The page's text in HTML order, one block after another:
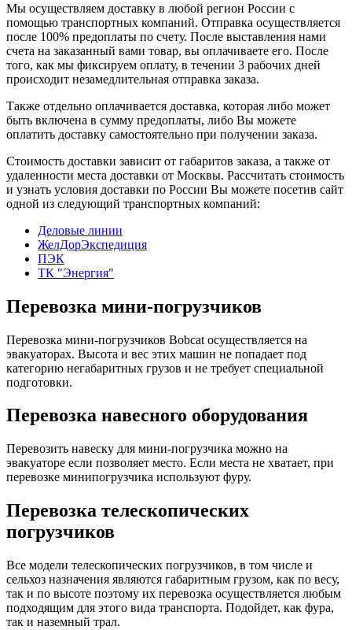
Мы осуществляем доставку в любой регион России с
помощью транспортных компаний. Отправка осуществляется
после 100% предоплаты по счету. После выставления нами
счета на заказанный вами товар, вы оплачиваете его. После
того, как мы фиксируем оплату, в течении 3 рабочих дней
происходит незамедлительная отправка заказа.
Также отдельно оплачивается доставка, которая либо может
быть включена в сумму предоплаты, либо Вы можете
оплатить доставку самостоятельно при получении заказа.
Стоимость доставки зависит от габаритов заказа, а также от
удаленности места доставки от Москвы. Рассчитать стоимость
и узнать условия доставки по России Вы можете посетив сайт
одной из следующий транспортных компаний:
Деловые линии
ЖелДорЭкспедиция
ПЭК
ТК "Энергия"
Перевозка мини-погрузчиков
Перевозка мини-погрузчиков Bobcat осуществляется на
эвакуаторах. Высота и вес этих машин не попадает под
категорию негабаритных грузов и не требует специальной
подготовки.
Перевозка навесного оборудования
Перевозить навеску для мини-погрузчика можно на
эвакуаторе если позволяет место. Если места не хватает, при
перевозке минипогрузчика используют фуру.
Перевозка телескопических
погрузчиков
Все модели телескопических погрузчиков, в том числе и
сельхоз назначения являются габаритным грузом, как по весу,
так и по высоте поэтому их перевозка осуществляется любым
подходящим для этого вида транспорта. Подойдет, как фура,
так и наземный трал.